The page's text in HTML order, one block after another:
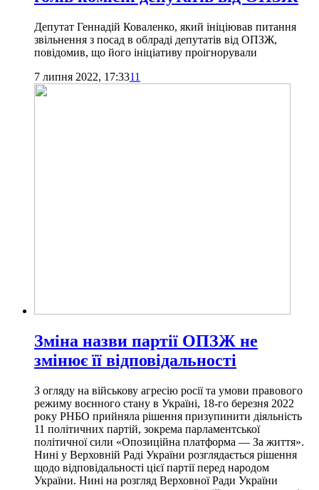
Депутат Геннадій Коваленко, який ініціював питання
звільнення з посад в облраді депутатів від ОПЗЖ,
повідомив, що його ініціативу проігнорували
7 липня 2022, 17:3311
Зміна назви партії ОПЗЖ не
змінює її відповідальності
З огляду на військову агресію росії та умови правового
режиму воєнного стану в Україні, 18-го березня 2022
року РНБО прийняла рішення призупинити діяльність
11 політичних партій, зокрема парламентської
політичної сили «Опозиційна платформа — За життя».
Нині у Верховній Раді України розглядається рішення
щодо відповідальності цієї партії перед народом
України. Нині на розгляд Верховної Ради України